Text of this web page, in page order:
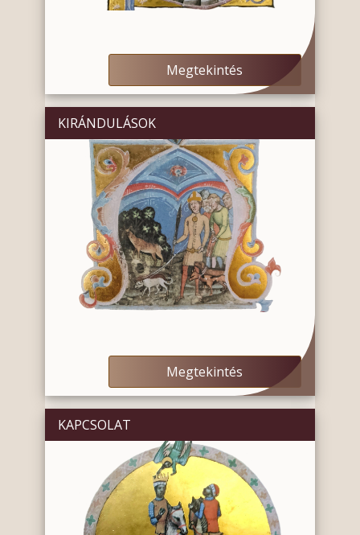
Megtekintés
KIRÁNDULÁSOK
Megtekintés
KAPCSOLAT